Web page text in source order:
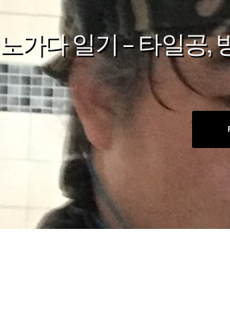
노가다 일기 – 타일공,